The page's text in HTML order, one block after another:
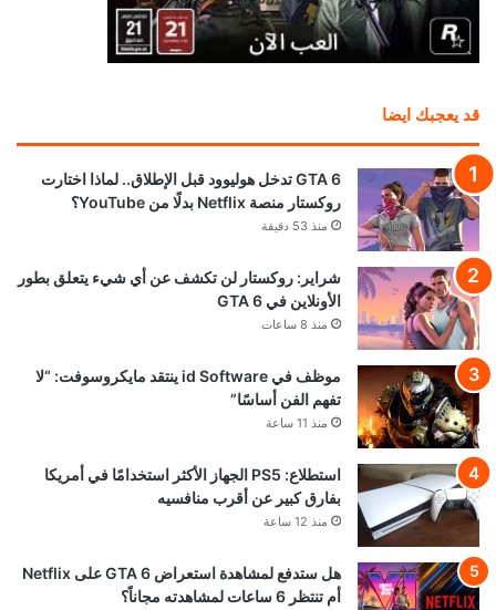
قد يعجبك ايضا
GTA 6 تدخل هوليوود قبل الإطلاق.. لماذا اختارت
روكستار منصة Netflix بدلًا من YouTube؟
منذ 53 دقيقة
شراير: روكستار لن تكشف عن أي شيء يتعلق بطور
الأونلاين في GTA 6
منذ 8 ساعات
موظف في id Software ينتقد مايكروسوفت: “لا
تفهم الفن أساسًا”
منذ 11 ساعة
استطلاع: PS5 الجهاز الأكثر استخدامًا في أمريكا
بفارق كبير عن أقرب منافسيه
منذ 12 ساعة
هل ستدفع لمشاهدة استعراض GTA 6 على Netflix
أم تنتظر 6 ساعات لمشاهدته مجاناً؟